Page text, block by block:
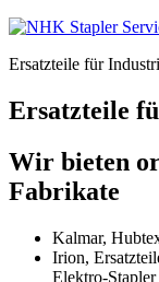
Ersatzteile für
Ersatzteile
Wir bieten
Fabrikate
Kalmar,
Irion,
Elektro-